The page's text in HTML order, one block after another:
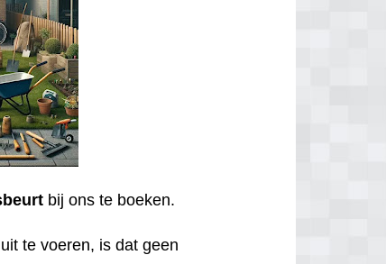
bij ons te boeken.
te voeren, is dat geen